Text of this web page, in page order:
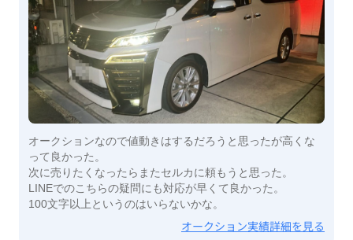
オークションなので値動きはするだろうと思ったが高くな
って良かった。
次に売りたくなったらまたセルカに頼もうと思った。
LINEでのこちらの疑問にも対応が早くて良かった。
100文字以上というのはいらないかな。
オークション実績詳細を見る